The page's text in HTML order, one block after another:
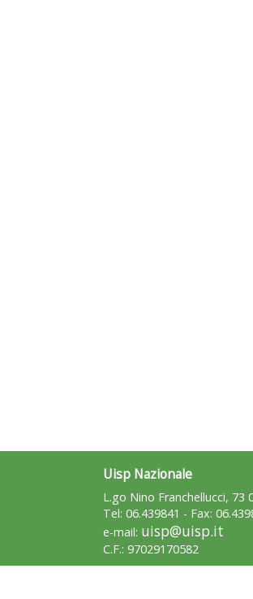
Uisp Nazionale
L.go Nino Franchellucci, 73
Tel: 06.439841 - Fax:
e-mail: uisp@uisp.it
C.F.: 97029170582